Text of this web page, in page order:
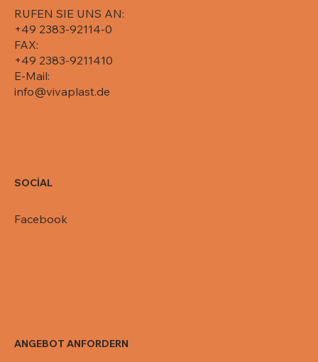
RUFEN SIE UNS AN:
+49 2383-92114-0
FAX:
+49 2383-9211410
E-Mail:
info@vivaplast.de
SOCİAL
Facebook
ANGEBOT ANFORDERN